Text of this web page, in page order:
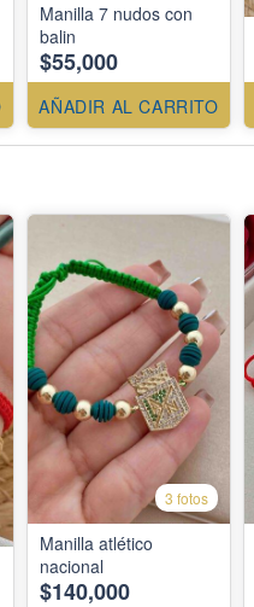
Manilla 7 nudos con
balin
$55,000
AÑADIR AL CARRITO
3 fotos
Manilla atlético
nacional
$140,000